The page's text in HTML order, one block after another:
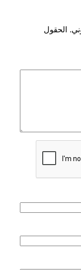
الحقول